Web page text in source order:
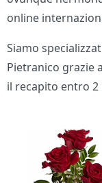
online
Siamo
Pietranico grazie
il recapito entro
Bouquet di